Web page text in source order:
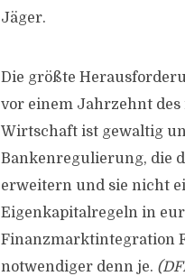
Jäger.
Die größte
vor einem Jahrzehnt
Wirtschaft ist gewaltig
Bankenregulierung, die
erweitern und sie nicht
Eigenkapitalregeln in
Finanzmarktintegration
notwendiger denn je.